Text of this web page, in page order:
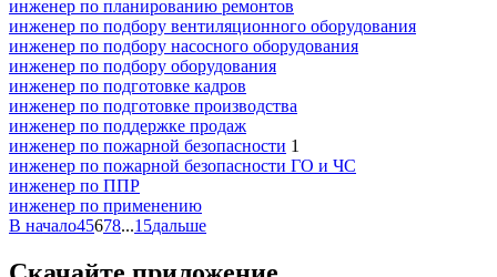
инженер по планированию ремонтов
инженер по подбору вентиляционного оборудования
инженер по подбору насосного оборудования
инженер по подбору оборудования
инженер по подготовке кадров
инженер по подготовке производства
инженер по поддержке продаж
инженер по пожарной безопасности 1
инженер по пожарной безопасности ГО и ЧС
инженер по ППР
инженер по применению
В начало45678...15дальше